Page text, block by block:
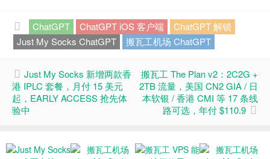
ChatGPT ChatGPT iOS 客户端
ChatGPT 解锁
Just My Socks ChatGPT
搬瓦工机场 ChatGPT
Just My Socks 新增两款香
港 IPLC 套餐，月付 15 美元
起，EARLY ACCESS 抢先体
验中
搬瓦工 The Plan v2：2C2G +
2TB 流量，美国 CN2 GIA / 日
本软银 / 香港 CMI 等 17 条线
路可选，年付 $110.9